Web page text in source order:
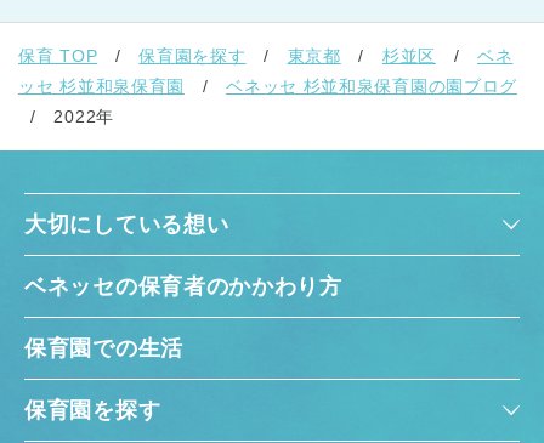
保育 TOP 保育園を探す 東京都 杉並区
ベネ
ッセ 杉並和泉保育園
ベネッセ 杉並和泉保育園の園ブログ
2022年
大切にしている想い
ベネッセの保育者のかかわり方
保育園での生活
保育園を探す